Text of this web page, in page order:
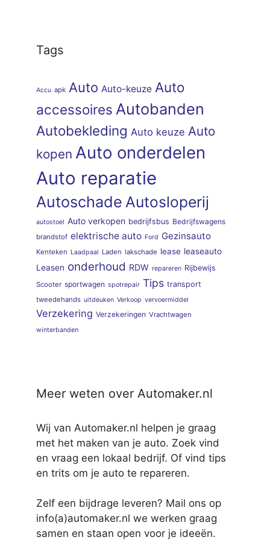
Tags
Accu apk Auto Auto-keuze Auto
accessoires Autobanden
Autobekleding Auto keuze Auto
kopen Auto onderdelen
Auto reparatie
Autoschade Autosloperij
autostoel Auto verkopen bedrijfsbus Bedrijfswagens
brandstof elektrische auto Ford Gezinsauto
Kenteken Laadpaal Laden lakschade lease leaseauto
Leasen onderhoud RDW repareren Rijbewijs
Scooter sportwagen spotrepair Tips transport
tweedehands uitdeuken Verkoop vervoermiddel
Verzekering Verzekeringen Vrachtwagen
winterbanden
Meer weten over Automaker.nl
Wij van Automaker.nl helpen je graag
met het maken van je auto. Zoek vind
en vraag een lokaal bedrijf. Of vind tips
en trits om je auto te repareren.
Zelf een bijdrage leveren? Mail ons op
info(a)automaker.nl we werken graag
samen en staan open voor je ideeën.